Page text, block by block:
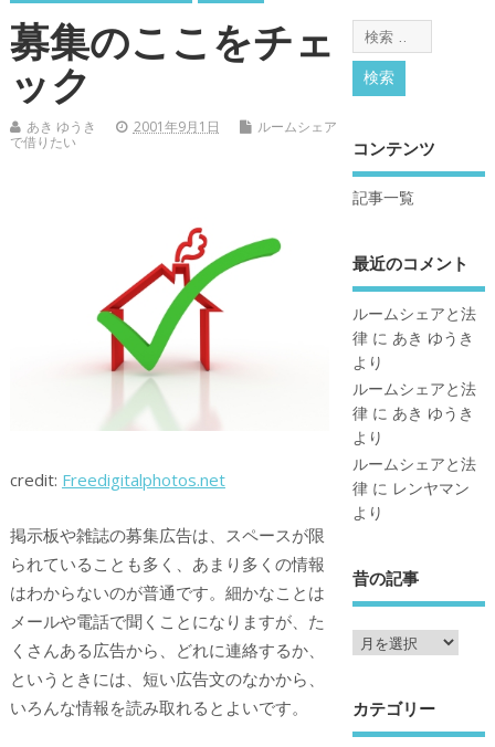
募集のここをチェ
ック
あき ゆうき 2001年9月1日
ルームシェア
で借りたい
credit: Freedigitalphotos.net
掲示板や雑誌の募集広告は、スペースが限
られていることも多く、あまり多くの情報
はわからないのが普通です。細かなことは
メールや電話で聞くことになりますが、た
くさんある広告から、どれに連絡するか、
というときには、短い広告文のなかから、
いろんな情報を読み取れるとよいです。
コンテンツ
記事一覧
最近のコメント
ルームシェアと法
律に あき ゆうき
より
ルームシェアと法
律に あき ゆうき
より
ルームシェアと法
律に レンヤマン
より
昔の記事
カテゴリー